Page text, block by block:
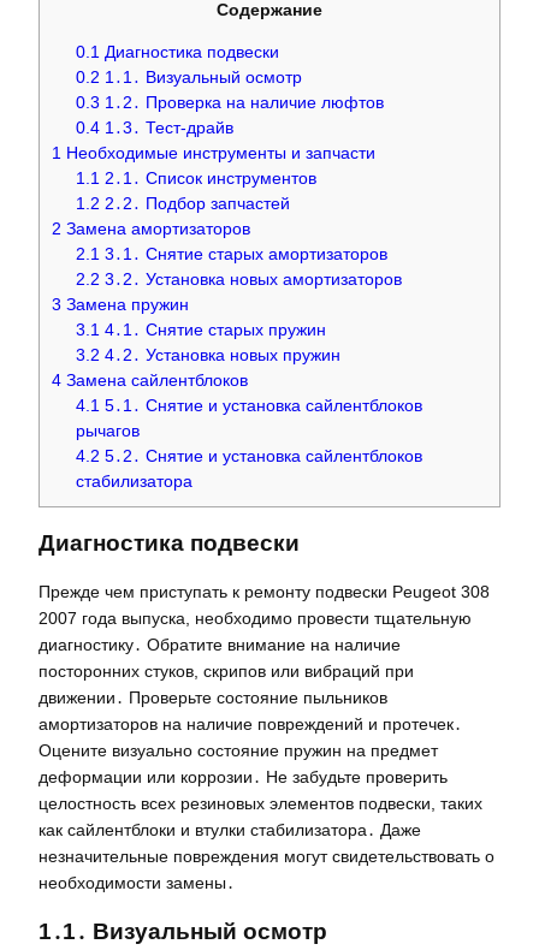
Содержание
0.1 Диагностика подвески
0.2 1․1․ Визуальный осмотр
0.3 1․2․ Проверка на наличие люфтов
0.4 1․3․ Тест-драйв
1 Необходимые инструменты и запчасти
1.1 2․1․ Список инструментов
1.2 2․2․ Подбор запчастей
2 Замена амортизаторов
2.1 3․1․ Снятие старых амортизаторов
2.2 3․2․ Установка новых амортизаторов
3 Замена пружин
3.1 4․1․ Снятие старых пружин
3.2 4․2․ Установка новых пружин
4 Замена сайлентблоков
4.1 5․1․ Снятие и установка сайлентблоков
рычагов
4.2 5․2․ Снятие и установка сайлентблоков
стабилизатора
Диагностика подвески
Прежде чем приступать к ремонту подвески Peugeot 308
2007 года выпуска, необходимо провести тщательную
диагностику․ Обратите внимание на наличие
посторонних стуков, скрипов или вибраций при
движении․ Проверьте состояние пыльников
амортизаторов на наличие повреждений и протечек․
Оцените визуально состояние пружин на предмет
деформации или коррозии․ Не забудьте проверить
целостность всех резиновых элементов подвески, таких
как сайлентблоки и втулки стабилизатора․ Даже
незначительные повреждения могут свидетельствовать о
необходимости замены․
1․1․ Визуальный осмотр